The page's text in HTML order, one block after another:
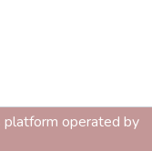
operated by